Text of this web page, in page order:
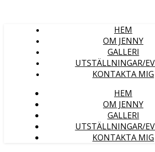
HEM
OM JENNY
GALLERI
UTSTÄLLNINGAR/
KONTAKTA MIG
HEM
OM JENNY
GALLERI
UTSTÄLLNINGAR/
KONTAKTA MIG